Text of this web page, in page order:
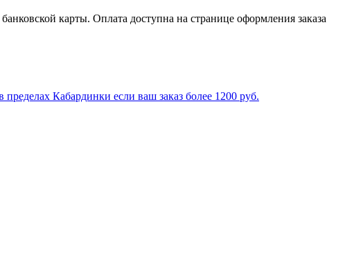
карты. Оплата доступна на странице оформления заказа
Кабардинки если ваш заказ более 1200 руб.